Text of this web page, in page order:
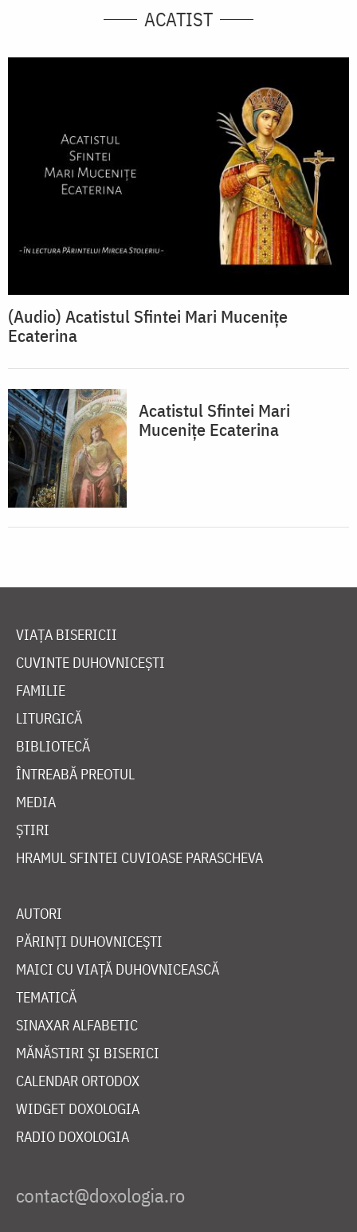
ACATIST
(Audio) Acatistul Sfintei Mari Mucenițe
Ecaterina
Acatistul Sfintei Mari
Mucenițe Ecaterina
VIAȚA BISERICII
CUVINTE DUHOVNICEȘTI
FAMILIE
LITURGICĂ
BIBLIOTECĂ
ÎNTREABĂ PREOTUL
MEDIA
ȘTIRI
HRAMUL SFINTEI CUVIOASE PARASCHEVA
AUTORI
PĂRINȚI DUHOVNICEȘTI
MAICI CU VIAȚĂ DUHOVNICEASCĂ
TEMATICĂ
SINAXAR ALFABETIC
MĂNĂSTIRI ȘI BISERICI
CALENDAR ORTODOX
WIDGET DOXOLOGIA
RADIO DOXOLOGIA